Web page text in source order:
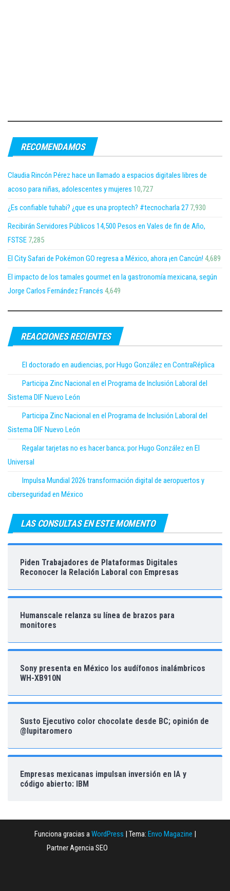
RECOMENDAMOS
Claudia Rincón Pérez hace un llamado a espacios digitales libres de
acoso para niñas, adolescentes y mujeres 10,727
¿Es confiable tuhabi? ¿que es una proptech? #tecnocharla 27 7,930
Recibirán Servidores Públicos 14,500 Pesos en Vales de fin de Año,
FSTSE 7,285
El City Safari de Pokémon GO regresa a México, ahora ¡en Cancún! 4,689
El impacto de los tamales gourmet en la gastronomía mexicana, según
Jorge Carlos Fernández Francés 4,649
REACCIONES RECIENTES
El doctorado en audiencias, por Hugo González en ContraRéplica
Participa Zinc Nacional en el Programa de Inclusión Laboral del
Sistema DIF Nuevo León
Participa Zinc Nacional en el Programa de Inclusión Laboral del
Sistema DIF Nuevo León
Regalar tarjetas no es hacer banca; por Hugo González en El
Universal
Impulsa Mundial 2026 transformación digital de aeropuertos y
ciberseguridad en México
LAS CONSULTAS EN ESTE MOMENTO
Piden Trabajadores de Plataformas Digitales
Reconocer la Relación Laboral con Empresas
Humanscale relanza su línea de brazos para
monitores
Sony presenta en México los audífonos inalámbricos
WH-XB910N
Susto Ejecutivo color chocolate desde BC; opinión de
@lupitaromero
Empresas mexicanas impulsan inversión en IA y
código abierto: IBM
Funciona gracias aWordPress Tema: Envo Magazine
Partner Agencia SEO